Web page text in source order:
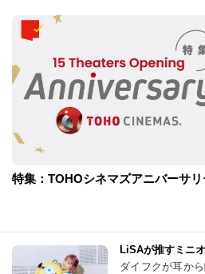
特集：TOHOシネマズアニバーサ
LiSAが推すミニ
ダイフクが耳か